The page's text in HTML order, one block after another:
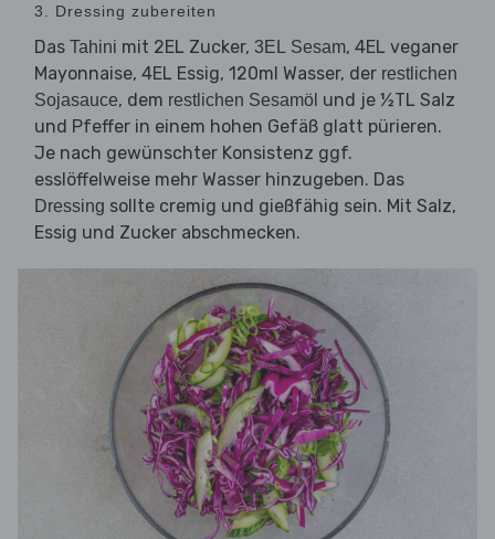
3. Dressing zubereiten
Das Tahini mit 2EL Zucker, 3EL Sesam, 4EL veganer
Mayonnaise, 4EL Essig, 120ml Wasser, der restlichen
Sojasauce, dem restlichen Sesamöl und je ½TL Salz
und Pfeffer in einem hohen Gefäß glatt pürieren.
Je nach gewünschter Konsistenz ggf.
esslöffelweise mehr Wasser hinzugeben. Das
Dressing sollte cremig und gießfähig sein. Mit Salz,
Essig und Zucker abschmecken.